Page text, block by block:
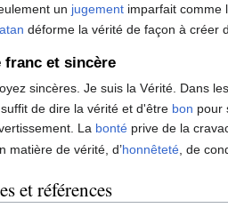
un jugement imparfait
déforme la vérité de façon à créer
franc et sincère
sincères. Je suis la Vérité. Dans
de dire la vérité et d'être bon pour
La bonté prive de la
matière de vérité, d’honnêteté , de
et références